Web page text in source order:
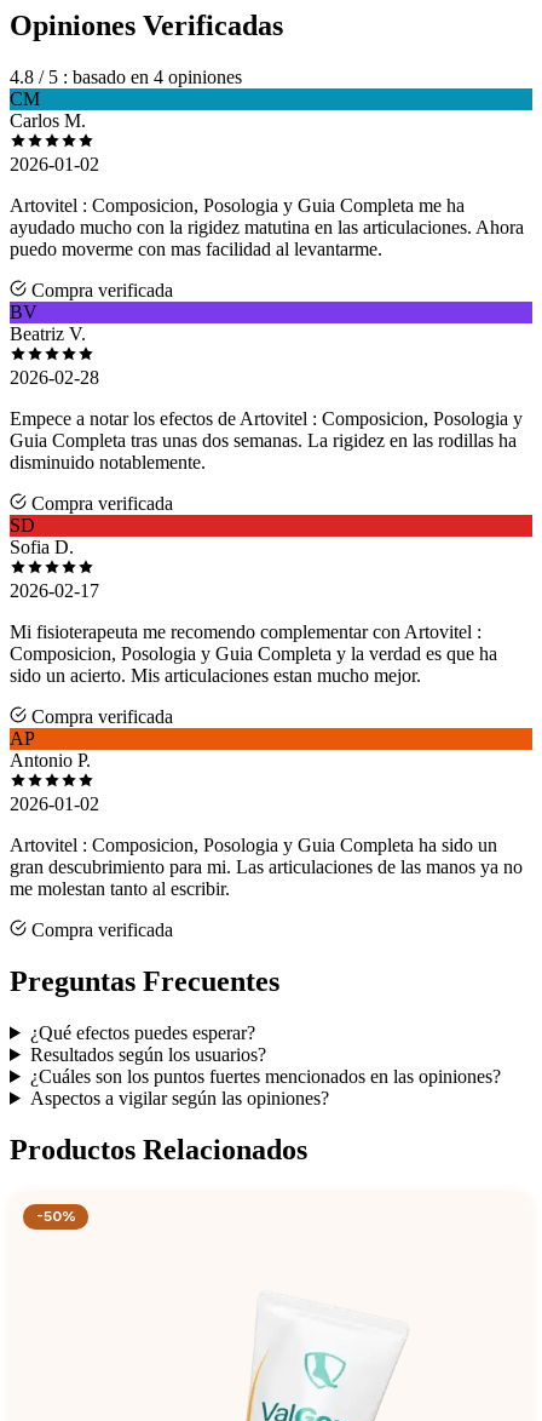
Opiniones Verificadas
4.8 / 5 : basado en 4 opiniones
CM
Carlos M.
2026-01-02
Artovitel : Composicion, Posologia y Guia Completa me ha
ayudado mucho con la rigidez matutina en las articulaciones. Ahora
puedo moverme con mas facilidad al levantarme.
Compra verificada
BV
Beatriz V.
2026-02-28
Empece a notar los efectos de Artovitel : Composicion, Posologia y
Guia Completa tras unas dos semanas. La rigidez en las rodillas ha
disminuido notablemente.
Compra verificada
SD
Sofia D.
2026-02-17
Mi fisioterapeuta me recomendo complementar con Artovitel :
Composicion, Posologia y Guia Completa y la verdad es que ha
sido un acierto. Mis articulaciones estan mucho mejor.
Compra verificada
AP
Antonio P.
2026-01-02
Artovitel : Composicion, Posologia y Guia Completa ha sido un
gran descubrimiento para mi. Las articulaciones de las manos ya no
me molestan tanto al escribir.
Compra verificada
Preguntas Frecuentes
¿Qué efectos puedes esperar?
Resultados según los usuarios?
¿Cuáles son los puntos fuertes mencionados en las opiniones?
Aspectos a vigilar según las opiniones?
Productos Relacionados
-50%